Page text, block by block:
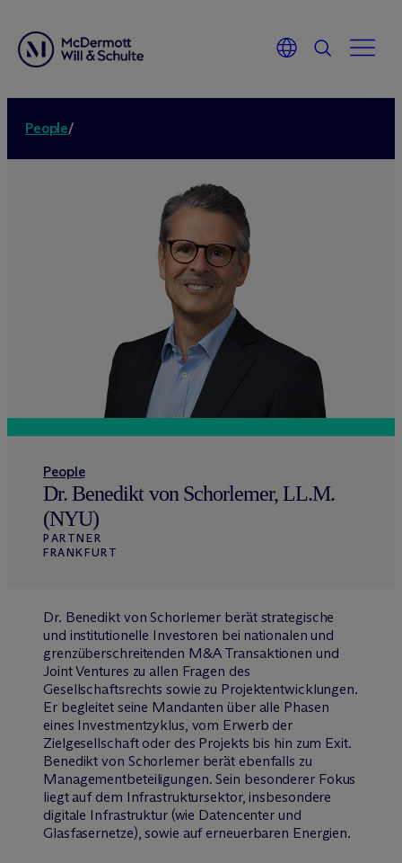
People/
People
Dr. Benedikt von Schorlemer, LL.M.
(NYU)
PARTNER
FRANKFURT
Dr. Benedikt von Schorlemer berät strategische
und institutionelle Investoren bei nationalen und
grenzüberschreitenden M&A Transaktionen und
Joint Ventures zu allen Fragen des
Gesellschaftsrechts sowie zu Projektentwicklungen.
Er begleitet seine Mandanten über alle Phasen
eines Investmentzyklus, vom Erwerb der
Zielgesellschaft oder des Projekts bis hin zum Exit.
Benedikt von Schorlemer berät ebenfalls zu
Managementbeteiligungen. Sein besonderer Fokus
liegt auf dem Infrastruktursektor, insbesondere
digitale Infrastruktur (wie Datencenter und
Glasfasernetze), sowie auf erneuerbaren Energien.